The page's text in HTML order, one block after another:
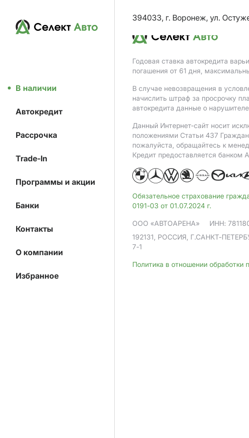
В наличии
Автокредит
Рассрочка
Trade-In
Программы и акции
Банки
Контакты
О компании
Избранное
394033, г. Воронеж, ул.
Годовая ставка автокредита
погашения от 61 дня,
В случае невозвращения в
начислить штраф за просрочку
автокредита данные о
Данный Интернет-сайт носит
положениями Статьи 437
пожалуйста, обращайтесь к
Кредит предоставляется банком
Обязательное страхование
0191-03 от 01.07.2024 г.
ООО «АВТОАРЕНА» ИНН:
192131, РОССИЯ, Г.САНКТ-
7-1
Политика в отношении обработки